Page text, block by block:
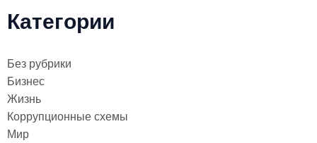
Категории
Без рубрики
Бизнес
Жизнь
Коррупционные схемы
Мир